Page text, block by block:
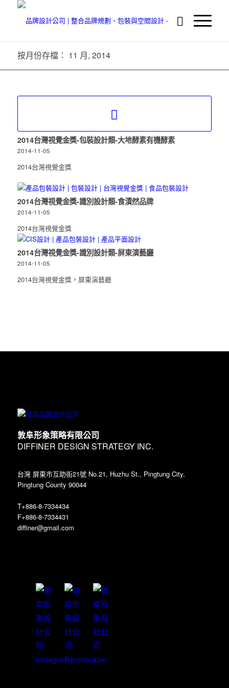
按月份存檔： 11 月, 2014
2014台灣視覺金獎-包裝設計類-大地酵素有機酵素
2014-11-05
2014台灣視覺金獎
2014台灣視覺金獎-識別設計類-食漬然品牌
2014-11-05
2014台灣視覺金獎
2014台灣視覺金獎-識別設計類-屏東演藝廳
2014-11-05
2014台灣視覺金獎，屏東演藝廳
敦阜形象策略有限公司
DIFFINER DESIGN STRATEGY INC.
台灣 屏東市互助街21號 No.21, Huzhu St., Pingtung City,
Pingtung County 90044
T+886-8-7334434
F+886-8-7334431
diffiner@gmail.com